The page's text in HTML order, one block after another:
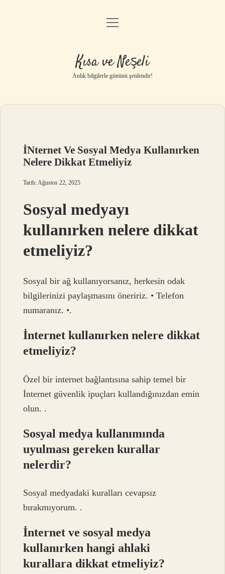
Anasayfa
Yasal Uyarı
menüyü
Kısa ve Neşeli
Anlık bilgilerle gününü şenlendir!
İNternet Ve Sosyal Medya Kullanırken
Nelere Dikkat Etmeliyiz
Tarih: Ağustos 22, 2025
Sosyal medyayı
kullanırken nelere dikkat
etmeliyiz?
Sosyal bir ağ kullanıyorsanız, herkesin odak
bilgilerinizi paylaşmasını öneririz. • Telefon
numaranız. •.
İnternet kullanırken nelere dikkat
etmeliyiz?
Özel bir internet bağlantısına sahip temel bir
İnternet güvenlik ipuçları kullandığınızdan emin
olun. .
Sosyal medya kullanımında
uyulması gereken kurallar
nelerdir?
Sosyal medyadaki kuralları cevapsız
bırakmıyorum. .
İnternet ve sosyal medya
kullanırken hangi ahlaki
kurallara dikkat etmeliyiz?